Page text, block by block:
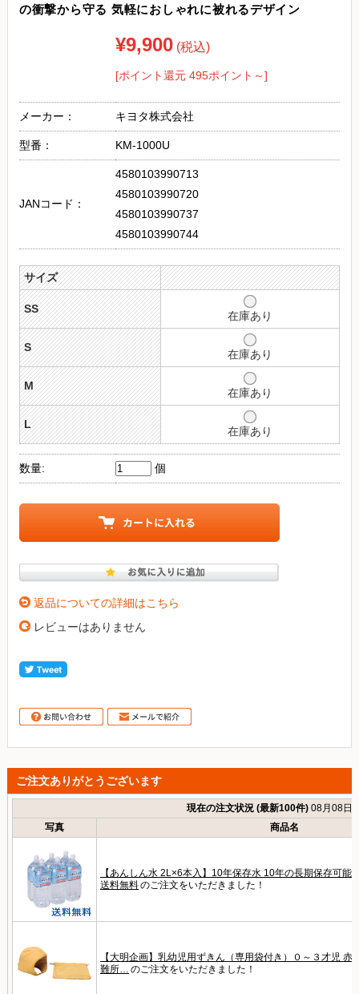
の衝撃から守る 気軽におしゃれに被れるデザイン
¥9,900 (税込)
[ポイント還元 495ポイント～]
メーカー： キヨタ株式会社
型番： KM-1000U
JANコード：
4580103990713
4580103990720
4580103990737
4580103990744
サイズ
SS
在庫あり
S
在庫あり
M
在庫あり
L
在庫あり
数量: 個
返品についての詳細はこちら
レビューはありません
ご注文ありがとうございます